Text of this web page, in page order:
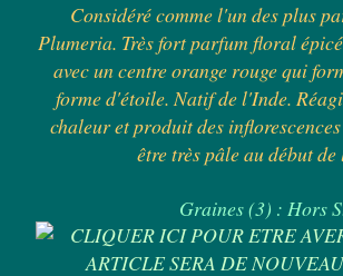
Considéré comme l'un des plus
Plumeria. Très fort parfum floral
avec un centre orange rouge qui
forme d'étoile. Natif de l'Inde.
chaleur et produit des
être très pâle au début de
Graines (3) : Hors